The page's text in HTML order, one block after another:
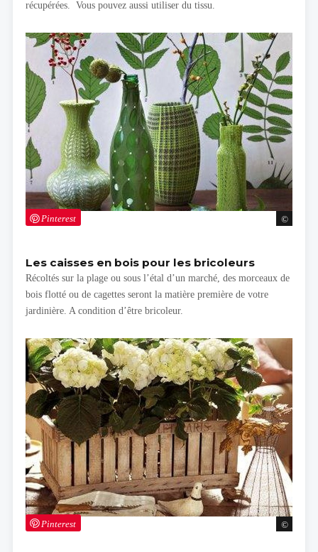
Pinterest
récupérées. Vous pouvez aussi utiliser du tissu.
Pinterest
Les caisses en bois pour les bricoleurs
Récoltés sur la plage ou sous l’étal d’un marché, des morceaux de
bois flotté ou de cagettes seront la matière première de votre
jardinière. A condition d’être bricoleur.